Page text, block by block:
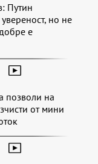
Путин
но не
е
позволи на
от мини